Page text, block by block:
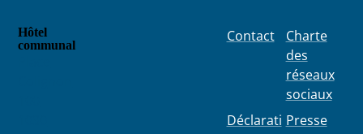
Hôtel
communal
Contact
Déclarati
Charte
des
réseaux
sociaux
Presse